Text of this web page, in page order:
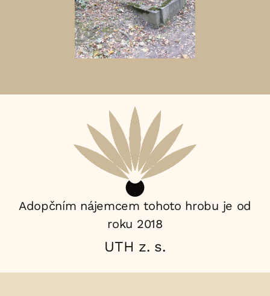
nájemce:
Adopčním nájemcem tohoto hrobu je od
roku 2018
UTH z. s.